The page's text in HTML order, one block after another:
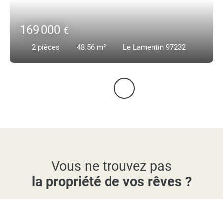
169 000€
2 pièces 48.56 m² Le Lamentin 97232
Vous ne trouvez pas
la propriété de vos rêves ?